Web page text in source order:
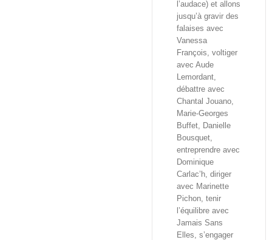
l’audace) et allons
jusqu’à gravir des
falaises avec
Vanessa
François, voltiger
avec Aude
Lemordant,
débattre avec
Chantal Jouano,
Marie-Georges
Buffet, Danielle
Bousquet,
entreprendre avec
Dominique
Carlac’h, diriger
avec Marinette
Pichon, tenir
l’équilibre avec
Jamais Sans
Elles, s’engager